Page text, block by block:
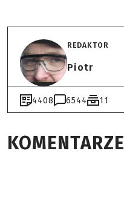
REDAKTOR
Piotr
4408 6544 11
KOMENTARZE